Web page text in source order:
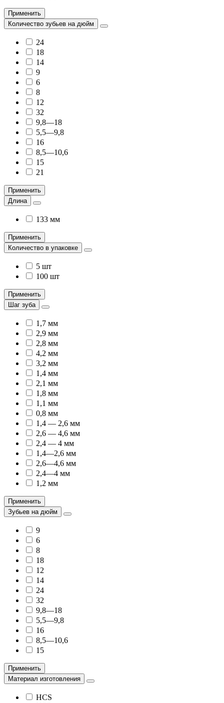
Применить
Количество зубьев на дюйм
24
18
14
9
6
8
12
32
9,8—18
5,5—9,8
16
8,5—10,6
15
21
Применить
Длина
133 мм
Применить
Количество в упаковке
5 шт
100 шт
Применить
Шаг зуба
1,7 мм
2,9 мм
2,8 мм
4,2 мм
3,2 мм
1,4 мм
2,1 мм
1,8 мм
1,1 мм
0,8 мм
1,4 — 2,6 мм
2,6 — 4,6 мм
2,4 — 4 мм
1,4—2,6 мм
2,6—4,6 мм
2,4—4 мм
1,2 мм
Применить
Зубьев на дюйм
9
6
8
18
12
14
24
32
9,8—18
5,5—9,8
16
8,5—10,6
15
Применить
Материал изготовления
HCS